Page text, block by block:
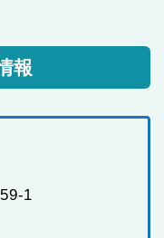
報
1